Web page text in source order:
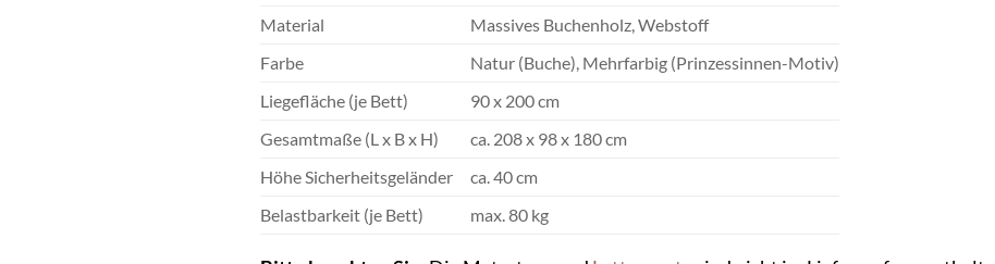
Material
Massives Buchenholz, Webstoff
Farbe
Natur (Buche), Mehrfarbig (Prinzessinnen-Motiv)
Liegefläche (je Bett)
90 x 200 cm
Gesamtmaße (L x B x H)
ca. 208 x 98 x 180 cm
Höhe Sicherheitsgeländer
ca. 40 cm
Belastbarkeit (je Bett)
max. 80 kg